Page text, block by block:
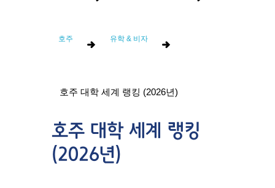
호주 유학 & 비자
호주 대학 세계 랭킹 (2026년)
호주 대학 세계 랭킹
(2026년)